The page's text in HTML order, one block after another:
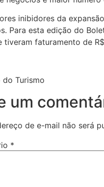
inibidores da
Para esta edição do
tiveram faturamento de
do Turismo
um
de e-mail não será
*